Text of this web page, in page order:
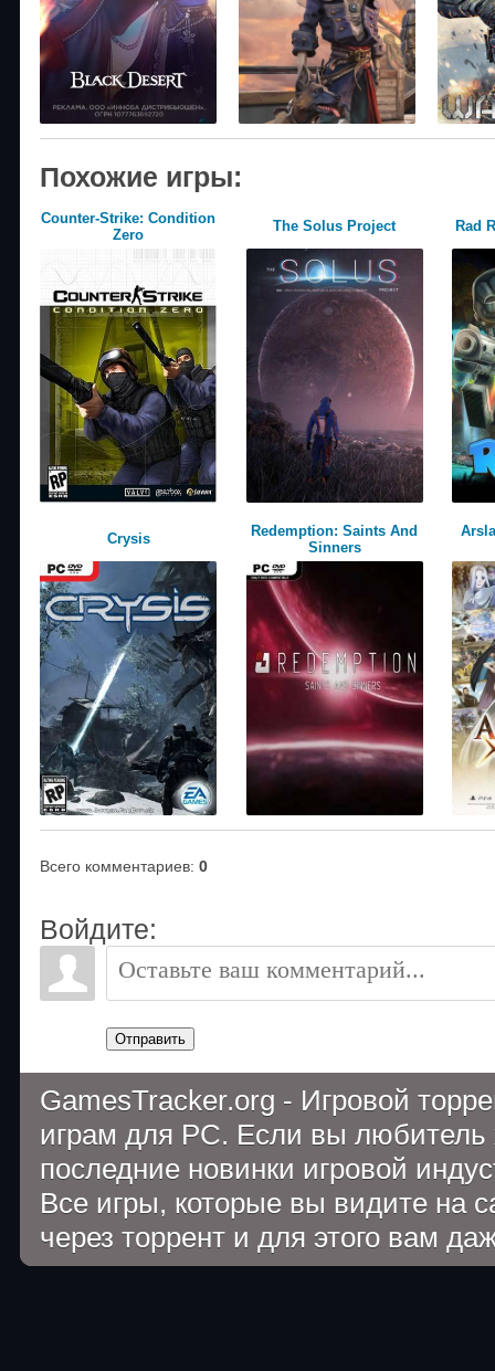
Похожие игры:
Counter-Strike: Condition
Zero
The Solus Project Rad
Crysis
Redemption: Saints And
Sinners
Всего комментариев: 0
Войдите:
Отправить
GamesTracker.org - Игровой
играм для PC. Если вы
последние новинки игровой
Все игры, которые вы видите на
через торрент и для этого вам